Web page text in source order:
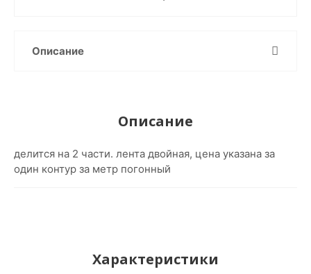
Описание
Описание
делится на 2 части. лента двойная, цена указана за
один контур за метр погонный
Характеристики